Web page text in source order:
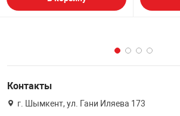
Контакты
г. Шымкент, ул. Гани Иляева 173